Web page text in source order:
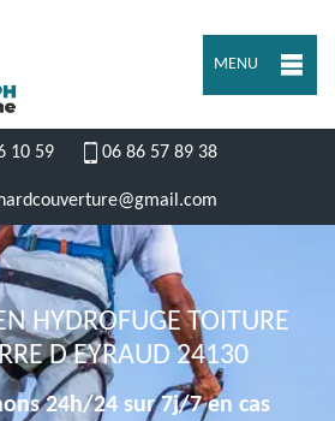
MENU
10 59 06 86 57 89 38
HYDROFUGE TOITURE
D EYRAUD 24130
24h/24 sur 7j/7 en cas